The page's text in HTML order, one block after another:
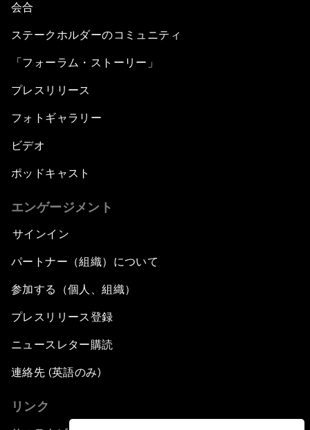
会合
ステークホルダーのコミュニティ
「フォーラム・ストーリー」
プレスリリース
フォトギャラリー
ビデオ
ポッドキャスト
エンゲージメント
サインイン
パートナー（組織）について
参加する（個人、組織）
プレスリリース登録
ニュースレター購読
連絡先 (英語のみ)
リンク